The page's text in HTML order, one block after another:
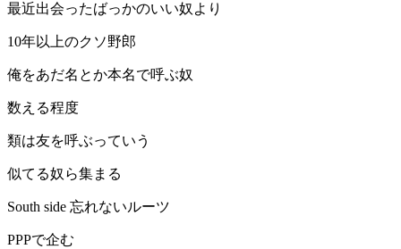
最近出会ったばっかのいい奴より
10年以上のクソ野郎
俺をあだ名とか本名で呼ぶ奴
数える程度
類は友を呼ぶっていう
似てる奴ら集まる
South side 忘れないルーツ
PPPで企む